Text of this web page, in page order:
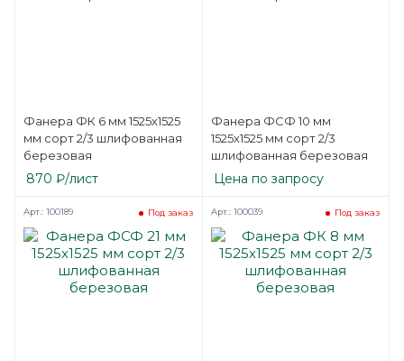
Фанера ФК 6 мм 1525х1525
мм сорт 2/3 шлифованная
березовая
870 ₽/лист
Фанера ФСФ 10 мм
1525х1525 мм сорт 2/3
шлифованная березовая
Цена по запросу
Под заказ
Арт.: 100189 Под заказ
Арт.: 100039